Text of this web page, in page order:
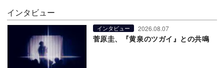
インタビュー
インタビュー 2026.08.07
菅原圭、『黄泉のツガイ』との共鳴